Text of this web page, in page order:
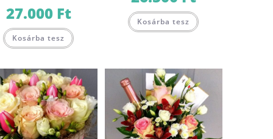
27.000 Ft
Kosárba tesz
Kosárba tesz